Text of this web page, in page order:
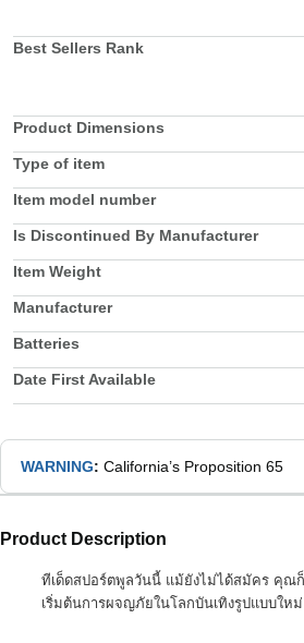
Best Sellers Rank
Product Dimensions
Type of item
Item model number
Is Discontinued By Manufacturer
Item Weight
Manufacturer
Batteries
Date First Available
WARNING: California’s Proposition 65
Product Description
ทีเด็ดสปอร์ตพูลวันนี้ แม้ยังไม่ได้สมัคร คุณก็
เริ่มต้นการผจญภัยในโลกบันเทิงรูปแบบใหม่